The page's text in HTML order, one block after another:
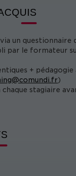
un
par le formateur
+
)
stagiaire